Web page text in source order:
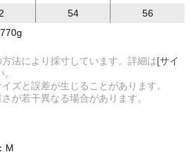
54
56
法により採寸しています。詳細は[サイ
ズと誤差が生じることがあります。
が若干異なる場合があります。
M